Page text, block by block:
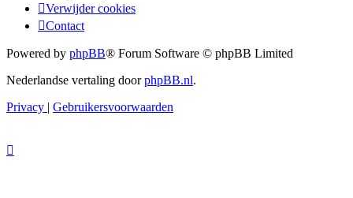
Verwijder cookies
Contact
Powered by phpBB® Forum Software © phpBB Limited
Nederlandse vertaling doorphpBB.nl.
Privacy | Gebruikersvoorwaarden